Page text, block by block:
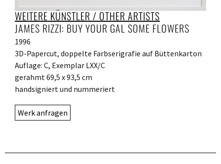
WEITERE KÜNSTLER / OTHER ARTISTS
JAMES RIZZI: BUY YOUR GAL SOME FLOWERS
1996
3D-Papercut, doppelte Farbserigrafie auf Büttenkarton
Auflage: C, Exemplar LXX/C
gerahmt 69,5 x 93,5 cm
handsigniert und nummeriert
Werk anfragen